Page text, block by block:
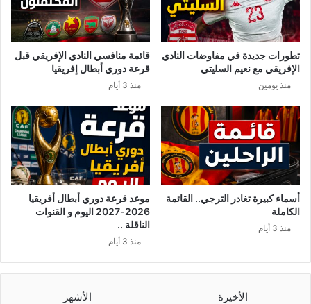
م
ا
م
ب
ل
ي
ك
ا
ب
ل
ا
ن
ق
ة
م
ح
م
ل
ت
ه
ز
ا
ل
ب
ر
ل
ا
تطورات جديدة في مفاوضات النادي
الإفريقي مع نعيم السليتي
منذ يومين
قائمة منافسي النادي الإفريقي قبل
قرعة دوري أبطال إفريقيا
منذ 3 أيام
أسماء كبيرة تغادر الترجي.. القائمة
الكاملة
منذ 3 أيام
موعد قرعة دوري أبطال أفريقيا
2026-2027 اليوم و القنوات
الناقلة ..
منذ 3 أيام
الأخيرة الأشهر